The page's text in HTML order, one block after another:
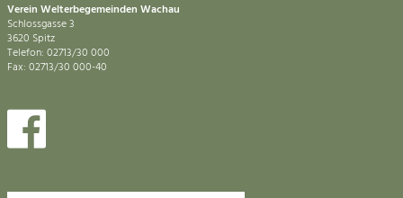
Verein Welterbegemeinden Wachau
Schlossgasse 3
3620 Spitz
Telefon: 02713/30 000
Fax: 02713/30 000-40